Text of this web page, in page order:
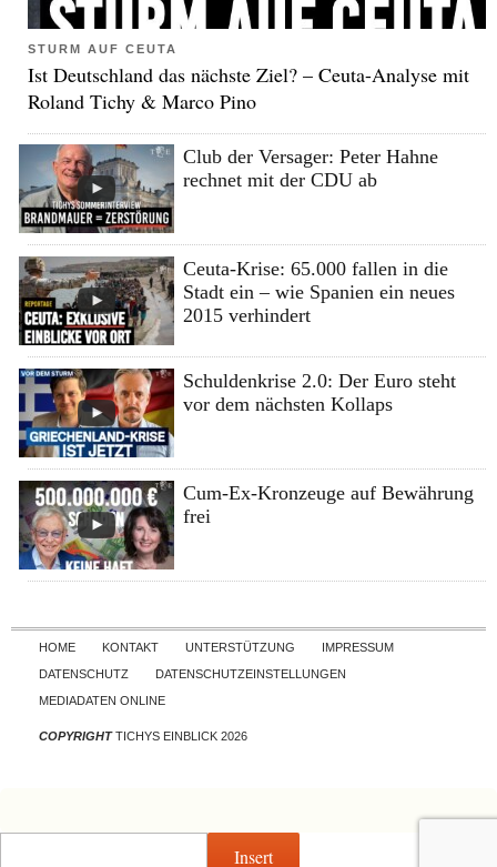
STURM AUF CEUTA
Ist Deutschland das nächste Ziel? – Ceuta-Analyse mit
Roland Tichy & Marco Pino
Club der Versager: Peter Hahne
rechnet mit der CDU ab
Ceuta-Krise: 65.000 fallen in die
Stadt ein – wie Spanien ein neues
2015 verhindert
Schuldenkrise 2.0: Der Euro steht
vor dem nächsten Kollaps
Cum-Ex-Kronzeuge auf Bewährung
frei
Skip to content
HOME KONTAKT UNTERSTÜTZUNG
IMPRESSUM
DATENSCHUTZ
DATENSCHUTZEINSTELLUNGEN
MEDIADATEN ONLINE
COPYRIGHTTICHYS EINBLICK 2026
Insert